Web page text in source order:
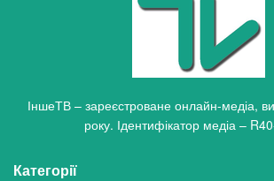
ІншеТВ – зареєстроване онлайн-медіа,
року. Ідентифікатор медіа –
Категорії